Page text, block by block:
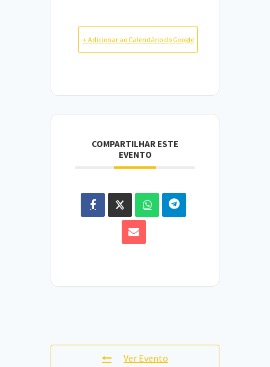
+ Adicionar ao Calendário do Google
COMPARTILHAR ESTE
EVENTO
Ver Evento